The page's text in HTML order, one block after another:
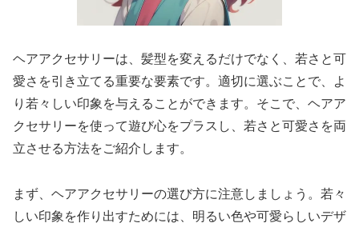
ヘアアクセサリーは、髪型を変えるだけでなく、若さと可
愛さを引き立てる重要な要素です。適切に選ぶことで、よ
り若々しい印象を与えることができます。そこで、ヘアア
クセサリーを使って遊び心をプラスし、若さと可愛さを両
立させる方法をご紹介します。
まず、ヘアアクセサリーの選び方に注意しましょう。若々
しい印象を作り出すためには、明るい色や可愛らしいデザ